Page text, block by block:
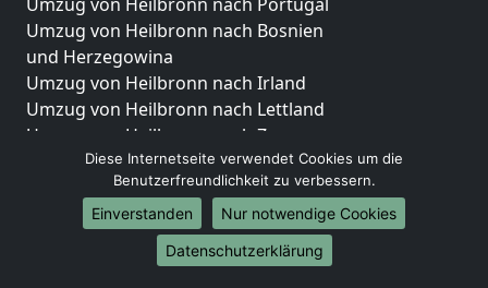
Umzug von Heilbronn nach Bosnien
und Herzegowina
Umzug von Heilbronn nach Irland
Umzug von Heilbronn nach Lettland
Umzug von Heilbronn nach Zypern
Umzug von Heilbronn nach Kroatien
Umzug von Heilbronn nach Estland
Umzug von Heilbronn nach Finnland
Umzug von Heilbronn nach Frankreich
Umzug von Heilbronn nach Griechenland
Diese Internetseite verwendet Cookies um die
Benutzerfreundlichkeit zu verbessern.
Einverstanden
Nur notwendige Cookies
Datenschutzerklärung